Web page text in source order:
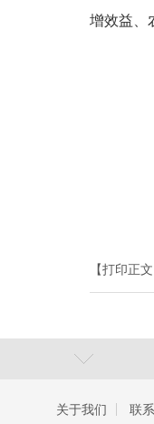
增效益、
【打印正
关于我们
联